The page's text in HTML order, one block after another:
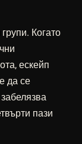
Когато
ескейп
да се
пази